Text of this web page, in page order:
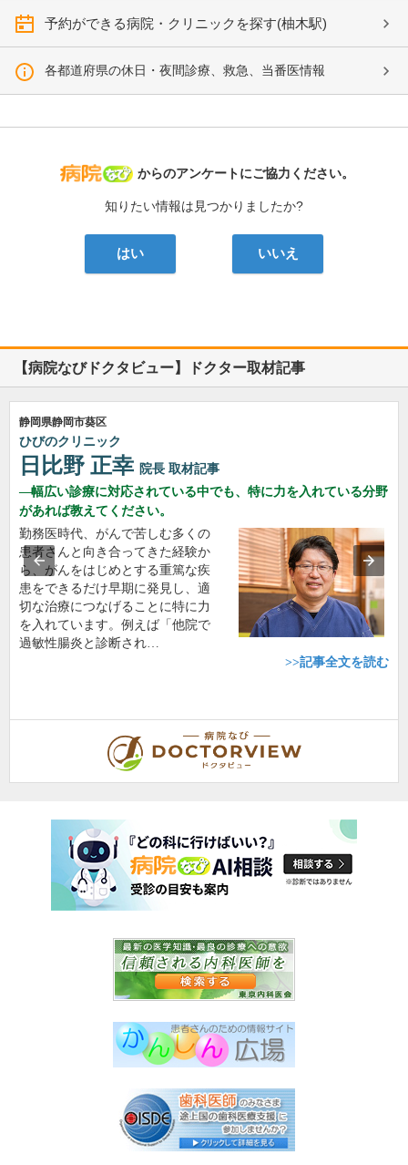
予約ができる病院・クリニックを探す(柚木駅)
各都道府県の休日・夜間診療、救急、当番医情報
病院なび
からのアンケートにご協力ください。
知りたい情報は見つかりましたか?
はい いいえ
【病院なびドクタビュー】ドクター取材記事
静岡県静岡市葵区
ひびのクリニック
日比野 正幸 院長 取材記事
幅広い診療に対応されている中でも、特に力を入れている分野
があれば教えてください。
勤務医時代、がんで苦しむ多くの
患者さんと向き合ってきた経験か
ら、がんをはじめとする重篤な疾
患をできるだけ早期に発見し、適
切な治療につなげることに特に力
を入れています。例えば「他院で
過敏性腸炎と診断され…
>>記事全文を読む